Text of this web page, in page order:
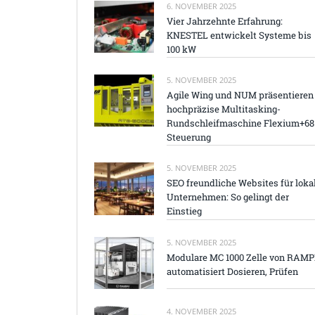
6. NOVEMBER 2025
Vier Jahrzehnte Erfahrung:
KNESTEL entwickelt Systeme bis
100 kW
5. NOVEMBER 2025
Agile Wing und NUM präsentieren
hochpräzise Multitasking-
Rundschleifmaschine Flexium+68
Steuerung
5. NOVEMBER 2025
SEO freundliche Websites für
Unternehmen: So gelingt der
Einstieg
5. NOVEMBER 2025
Modulare MC 1000 Zelle von
automatisiert Dosieren, Prüfen
4. NOVEMBER 2025